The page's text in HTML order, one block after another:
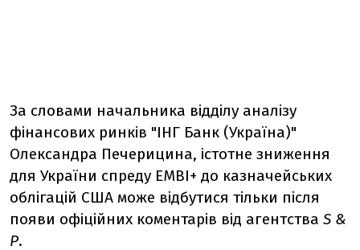
За словами начальника відділу аналізу
фінансових ринків "ІНГ Банк (Україна)"
Олександра Печерицина, істотне зниження
для України спреду EMBI+ до казначейських
облігацій США може відбутися тільки після
появи офіційних коментарів від агентства S &
P.